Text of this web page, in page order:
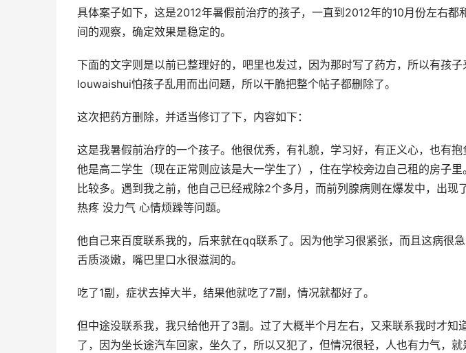
具体案子如下，这是2012年暑假前治疗的孩子，一直到2012年的10月份左右都
间的观察，确定效果是稳定的。
下面的文字则是以前已整理好的，吧里也发过，因为那时写了药方，所以有孩子
louwaishui怕孩子乱用而出问题，所以干脆把整个帖子都删除了。
这次把药方删除，并适当修订了下，内容如下：
这是我暑假前治疗的一个孩子。他很优秀，有礼貌，学习好，有正义心，也有抱
他是高二学生（现在正常则应该是大一学生了），住在学校旁边自己租的房子
比较多。遇到我之前，他自己已经戒除2个多月，而前列腺病则在爆发中，出现
热疼 没力气 心情烦躁等问题。
他自己来百度联系我的，后来就在qq联系了。因为他学习很紧张，而且这病很
舌质淡嫩，嘴巴里口水很滋润的。
吃了1副，症状去掉大半，结果他就吃了7副，情况就都好了。
但中途没联系我，我只给他开了3副。过了大概半个月左右，又来联系我时才知
了，因为坐长途汽车回家，坐久了，所以又犯了，但情况很轻，人也有力气，